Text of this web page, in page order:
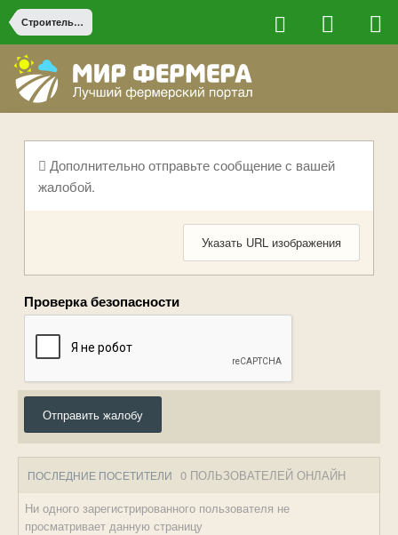
Строительство на ферме
Дополнительно отправьте сообщение с вашей
жалобой.
Указать URL изображения
Проверка безопасности
Отправить жалобу
ПОСЛЕДНИЕ ПОСЕТИТЕЛИ 0 ПОЛЬЗОВАТЕЛЕЙ ОНЛАЙН
Ни одного зарегистрированного пользователя не
просматривает данную страницу